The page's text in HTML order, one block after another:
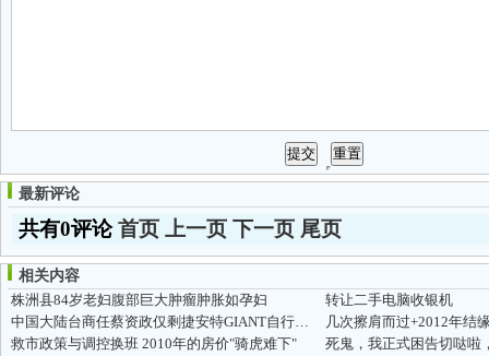
最新评论
共有0评论首页 上一页 下一页 尾页
相关内容
株洲县84岁老妇腹部巨大肿瘤肿胀如孕妇
转让二手电脑收银机
中国大陆台商任蔡资政仅剩捷安特GIANT自行车品牌巨大董座刘金标一人
几次擦肩而过+2012年结
救市政策与调控换班 2010年的房价"骑虎难下"
死鬼，我正式困告切哒啦